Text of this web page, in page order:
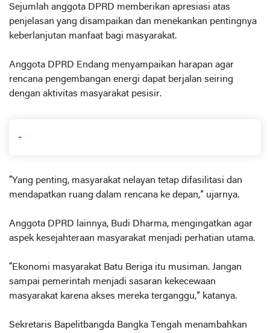
Sejumlah anggota DPRD memberikan apresiasi atas
penjelasan yang disampaikan dan menekankan pentingnya
keberlanjutan manfaat bagi masyarakat.
Anggota DPRD Endang menyampaikan harapan agar
rencana pengembangan energi dapat berjalan seiring
dengan aktivitas masyarakat pesisir.
-
“Yang penting, masyarakat nelayan tetap difasilitasi dan
mendapatkan ruang dalam rencana ke depan,” ujarnya.
Anggota DPRD lainnya, Budi Dharma, mengingatkan agar
aspek kesejahteraan masyarakat menjadi perhatian utama.
“Ekonomi masyarakat Batu Beriga itu musiman. Jangan
sampai pemerintah menjadi sasaran kekecewaan
masyarakat karena akses mereka terganggu,” katanya.
Sekretaris Bapelitbangda Bangka Tengah menambahkan